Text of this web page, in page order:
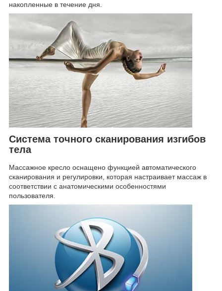
накопленные в течение дня.
Система точного сканирования изгибов
тела
Массажное кресло оснащено функцией автоматического
сканирования и регулировки, которая настраивает массаж в
соответствии с анатомическими особенностями
пользователя.